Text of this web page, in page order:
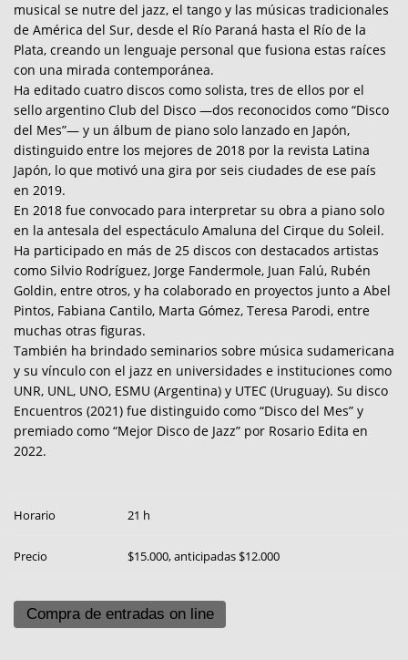
musical se nutre del jazz, el tango y las músicas tradicionales
de América del Sur, desde el Río Paraná hasta el Río de la
Plata, creando un lenguaje personal que fusiona estas raíces
con una mirada contemporánea.
Ha editado cuatro discos como solista, tres de ellos por el
sello argentino Club del Disco —dos reconocidos como “Disco
del Mes”— y un álbum de piano solo lanzado en Japón,
distinguido entre los mejores de 2018 por la revista Latina
Japón, lo que motivó una gira por seis ciudades de ese país
en 2019.
En 2018 fue convocado para interpretar su obra a piano solo
en la antesala del espectáculo Amaluna del Cirque du Soleil.
Ha participado en más de 25 discos con destacados artistas
como Silvio Rodríguez, Jorge Fandermole, Juan Falú, Rubén
Goldin, entre otros, y ha colaborado en proyectos junto a Abel
Pintos, Fabiana Cantilo, Marta Gómez, Teresa Parodi, entre
muchas otras figuras.
También ha brindado seminarios sobre música sudamericana
y su vínculo con el jazz en universidades e instituciones como
UNR, UNL, UNO, ESMU (Argentina) y UTEC (Uruguay). Su disco
Encuentros (2021) fue distinguido como “Disco del Mes” y
premiado como “Mejor Disco de Jazz” por Rosario Edita en
2022.
Horario 21 h
Precio $15.000, anticipadas $12.000
Compra de entradas on line